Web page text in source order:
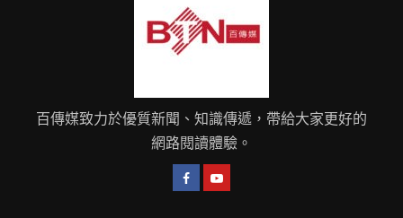
百傳媒致力於優質新聞、知識傳遞，帶給大家更好的
網路閱讀體驗。